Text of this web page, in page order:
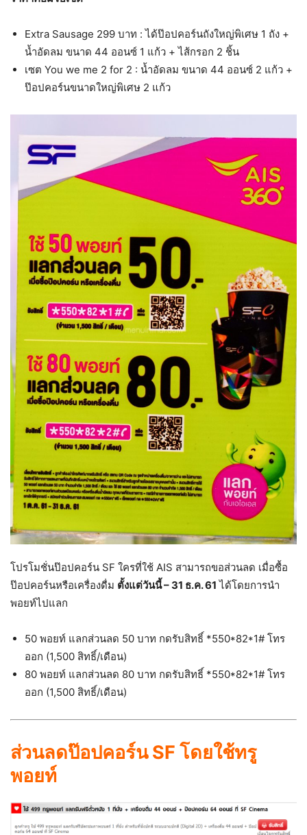
Extra Sausage 299 บาท : ได้ป๊อปคอร์นถังใหญ่พิเศษ 1 ถัง +
น้ำอัดลม ขนาด 44 ออนซ์ 1 แก้ว + ไส้กรอก 2 ชิ้น
เซต You we me 2 for 2 : น้ำอัดลม ขนาด 44 ออนซ์ 2 แก้ว +
ป๊อปคอร์นขนาดใหญ่พิเศษ 2 แก้ว
โปรโมชั่นป๊อปคอร์น SF ใครที่ใช้ AIS สามารถขอส่วนลด เมื่อซื้อ
ป๊อปคอร์นหรือเครื่องดื่ม ตั้งแต่วันนี้ – 31 ธ.ค. 61 ได้โดยการนำ
พอยท์ไปแลก
50 พอยท์ แลกส่วนลด 50 บาท กดรับสิทธิ์ *550*82*1# โทร
ออก (1,500 สิทธิ์/เดือน)
80 พอยท์ แลกส่วนลด 80 บาท กดรับสิทธิ์ *550*82*1# โทร
ออก (1,500 สิทธิ์/เดือน)
ส่วนลดป๊อปคอร์น SF โดยใช้ทรู
พอยท์